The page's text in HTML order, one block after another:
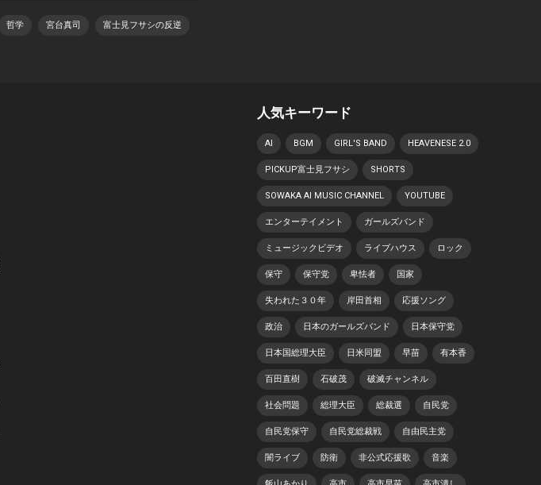
哲学 宮台真司 富士見フサシの反逆
人気キーワード
AI BGM GIRL'S BAND HEAVENESE 2.0
PICKUP富士見フサシ SHORTS
SOWAKA AI MUSIC CHANNEL YOUTUBE
エンターテイメント ガールズバンド
ミュージックビデオ ライブハウス ロック
保守 保守党 卑怯者 国家
失われた３０年 岸田首相 応援ソング
政治 日本のガールズバンド 日本保守党
日本国総理大臣 日米同盟 早苗 有本香
百田直樹 石破茂 破滅チャンネル
社会問題 総理大臣 総裁選 自民党
自民党保守 自民党総裁戦 自由民主党
闇ライブ 防衛 非公式応援歌 音楽